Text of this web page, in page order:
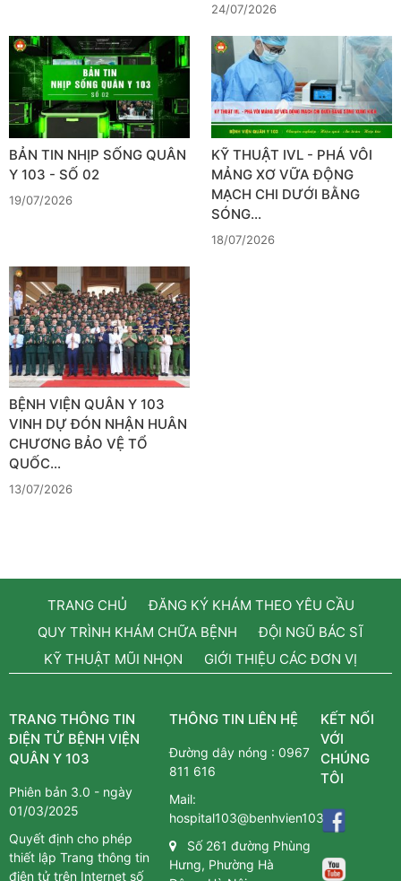
24/07/2026
BẢN TIN NHỊP SỐNG QUÂN
Y 103 - SỐ 02
19/07/2026
KỸ THUẬT IVL - PHÁ VÔI
MẢNG XƠ VỮA ĐỘNG
MẠCH CHI DƯỚI BẰNG
SÓNG…
18/07/2026
BỆNH VIỆN QUÂN Y 103
VINH DỰ ĐÓN NHẬN HUÂN
CHƯƠNG BẢO VỆ TỔ
QUỐC…
13/07/2026
TRANG CHỦ
ĐĂNG KÝ KHÁM THEO YÊU CẦU
QUY TRÌNH KHÁM CHỮA BỆNH
ĐỘI NGŨ BÁC SĨ
KỸ THUẬT MŨI NHỌN
GIỚI THIỆU CÁC ĐƠN VỊ
TRANG THÔNG TIN
ĐIỆN TỬ BỆNH VIỆN
QUÂN Y 103
Phiên bản 3.0 - ngày
01/03/2025
Quyết định cho phép
thiết lập Trang thông tin
điện tử trên Internet số
THÔNG TIN LIÊN HỆ
Đường dây nóng :0967
811 616
Mail:
hospital103@benhvien103.vn
Số 261 đường Phùng
Hưng, Phường Hà
KẾT NỐI
VỚI
CHÚNG
TÔI